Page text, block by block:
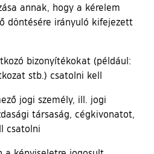
annak, hogy a kérelem
döntésére irányuló kifejezett
bizonyítékokat (például:
stb.) csatolni kell
jogi személy, ill. jogi
társaság, cégkivonatot,
csatolni